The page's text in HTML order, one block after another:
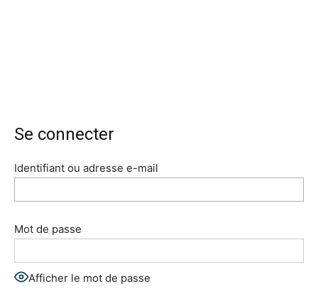
Se connecter
Identifiant ou adresse e-mail
Mot de passe
Afficher le mot de passe